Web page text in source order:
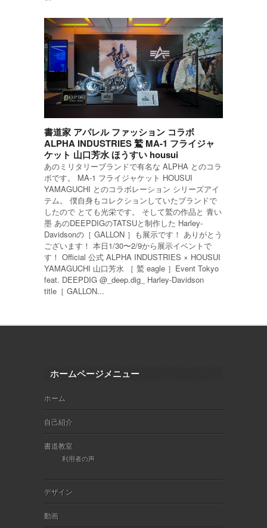
書道家 アパレル ファッション コラボ
ALPHA INDUSTRIES 鷲 MA-1 フライジャ
ケット 山口芳水 ほうすい housui
あのミリタリーブランドで有名な ALPHA とのコラ
ボです。 MA-1 フライジャケット HOUSUI
YAMAGUCHI とのコラボレーション シリーズアイ
テム。 僕自身もコレクションしていたブランドで
したので とても光栄です。 そして鷲の作品と 青い
墨 あのDEEPDIGのTATSUと制作した Harley-
Davidsonの［ GALLON ］も展示です！ ありがとう
ございます！ 本日1/30〜2/9から展示イベントで
す！ Official 公式 ALPHA INDUSTRIES × HOUSUI
YAMAGUCHI 山口芳水 ［ 鷲 eagle ］Event Tokyo
feat. DEEPDIG @_deep.dig_ Harley-Davidson
title［ GALLON...
ホームページメニュー
ホーム
自己紹介
書道教室
利用者の声
デザイン
動画